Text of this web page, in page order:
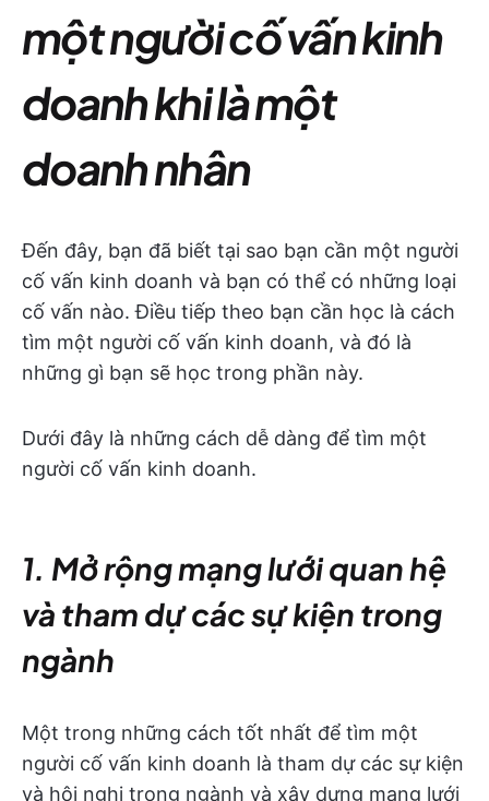
một người cố vấn kinh
doanh khi là một
doanh nhân
Đến đây, bạn đã biết tại sao bạn cần một người
cố vấn kinh doanh và bạn có thể có những loại
cố vấn nào. Điều tiếp theo bạn cần học là cách
tìm một người cố vấn kinh doanh, và đó là
những gì bạn sẽ học trong phần này.
Dưới đây là những cách dễ dàng để tìm một
người cố vấn kinh doanh.
1. Mở rộng mạng lưới quan hệ
và tham dự các sự kiện trong
ngành
Một trong những cách tốt nhất để tìm một
người cố vấn kinh doanh là tham dự các sự kiện
và hội nghị trong ngành và xây dựng mạng lưới